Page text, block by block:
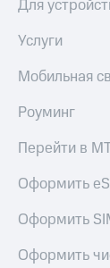
Для
Услуги
Мобильная
Роуминг
Перейти в
Оформить
Оформить
Оформить